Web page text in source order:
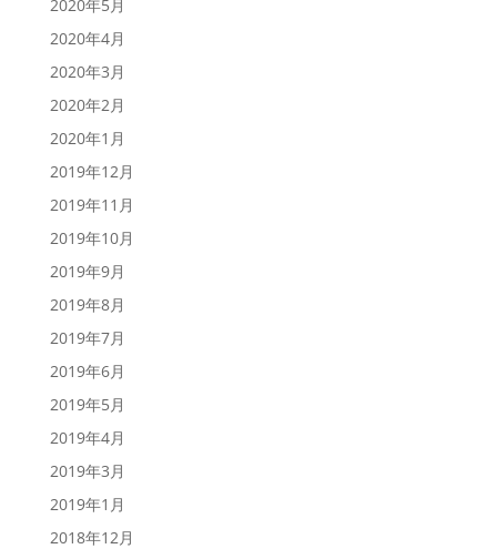
2020年5月
2020年4月
2020年3月
2020年2月
2020年1月
2019年12月
2019年11月
2019年10月
2019年9月
2019年8月
2019年7月
2019年6月
2019年5月
2019年4月
2019年3月
2019年1月
2018年12月